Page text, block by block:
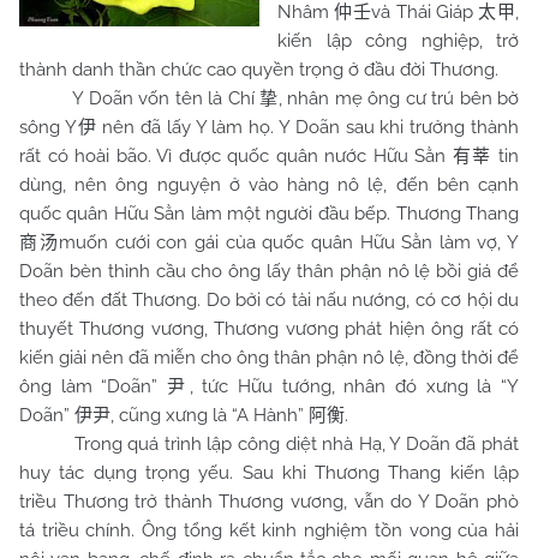
Nhâm仲壬và Thái Giáp 太甲,
kiến lập công nghiệp, trở
thành danh thần chức cao quyền trọng ở đầu đời Thương.
Y Doãn vốn tên là Chí 挚, nhân mẹ ông cư trú bên bờ
sông Y伊 nên đã lấy Y làm họ. Y Doãn sau khi trưởng thành
rất có hoài bão. Vì được quốc quân nước Hữu Sằn 有莘 tin
dùng, nên ông nguyện ở vào hàng nô lệ, đến bên cạnh
quốc quân Hữu Sằn làm một người đầu bếp. Thương Thang
商汤muốn cưới con gái của quốc quân Hữu Sằn làm vợ, Y
Doãn bèn thỉnh cầu cho ông lấy thân phận nô lệ bồi giá để
theo đến đất Thương. Do bởi có tài nấu nướng, có cơ hội du
thuyết Thương vương, Thương vương phát hiện ông rất có
kiến giải nên đã miễn cho ông thân phận nô lệ, đồng thời để
ông làm “Doãn” 尹 , tức Hữu tướng, nhân đó xưng là “Y
Doãn” 伊尹, cũng xưng là “A Hành” 阿衡.
Trong quá trình lập công diệt nhà Hạ, Y Doãn đã phát
huy tác dụng trọng yếu. Sau khi Thương Thang kiến lập
triều Thương trở thành Thương vương, vẫn do Y Doãn phò
tá triều chính. Ông tổng kết kinh nghiệm tồn vong của hải